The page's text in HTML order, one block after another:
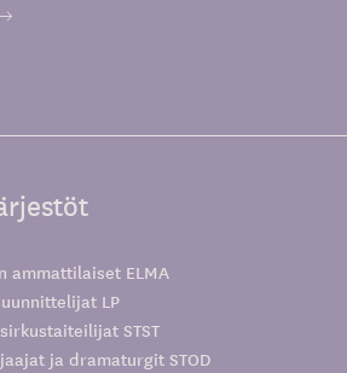
ammattilaiset ELMA
LP
STST
ja dramaturgit STOD